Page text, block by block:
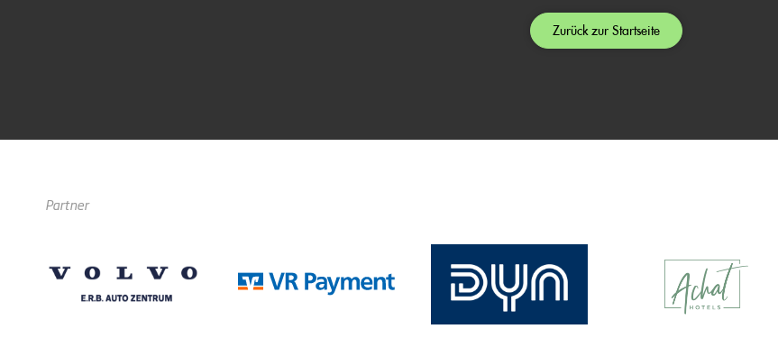
Zurück zur Startseite
Partner